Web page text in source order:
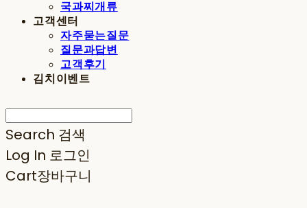
국과찌개류
고객센터
자주묻는질문
질문과답변
고객후기
김치이벤트
Search 검색
Log In 로그인
Cart장바구니